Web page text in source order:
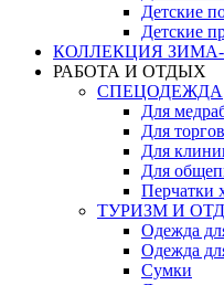
Детские
Детские
КОЛЛЕКЦИЯ ЗИМА-
РАБОТА И ОТДЫХ
СПЕЦОДЕЖДА
Для
Для
Для
Для
Перчатки
ТУРИЗМ И
Одежда
Одежда
Сумки